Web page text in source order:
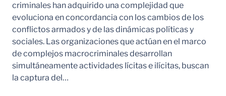
criminales han adquirido una complejidad que
evoluciona en concordancia con los cambios de los
conflictos armados y de las dinámicas políticas y
sociales. Las organizaciones que actúan en el marco
de complejos macrocriminales desarrollan
simultáneamente actividades lícitas e ilícitas, buscan
la captura del…